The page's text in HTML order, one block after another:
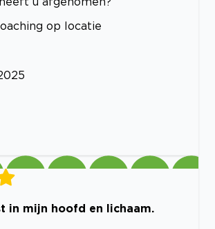
op locatie
in mijn hoofd en lichaam.